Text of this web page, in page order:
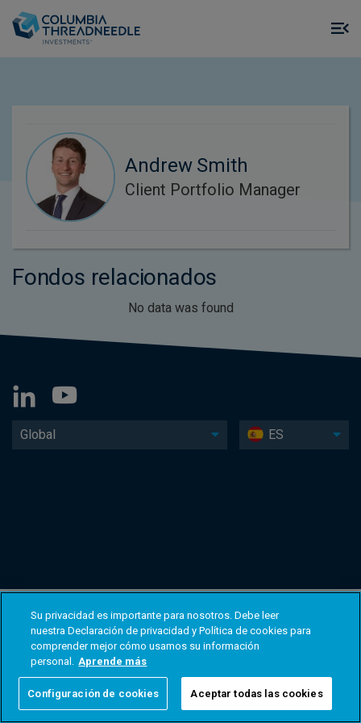
Andrew Smith
Client Portfolio Manager
Fondos relacionados
No data was found
Global ES
Su privacidad es importante para nosotros. Debe leer
nuestra Declaración de privacidad y Política de cookies para
comprender mejor cómo usamos su información
personal. Aprende más
Configuración de cookies Aceptar todas las cookies